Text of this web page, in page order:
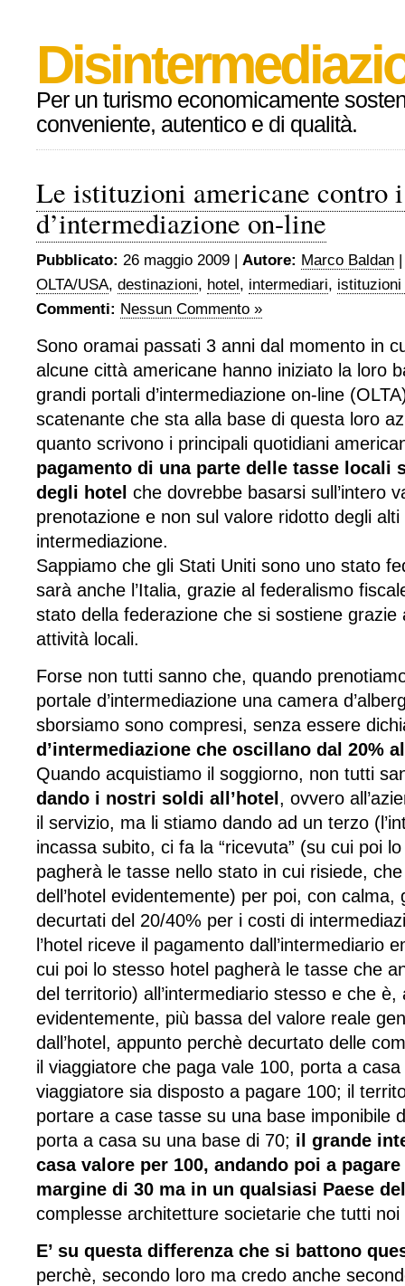
Per un turismo economicamente
conveniente, autentico e di qualità.
Le istituzioni americane contro
d’intermediazione on-line
Pubblicato: 26 maggio 2009 | Autore: Marco Baldan
OLTA/USA, destinazioni, hotel, intermediari,
Commenti: Nessun Commento »
Sono oramai passati 3 anni dal momento in
alcune città americane hanno iniziato la loro
grandi portali d’intermediazione on-line
scatenante che sta alla base di questa loro
quanto scrivono i principali quotidiani
pagamento di una parte delle tasse locali
degli hotel che dovrebbe basarsi sull’intero
prenotazione e non sul valore ridotto degli alti
intermediazione.
Sappiamo che gli Stati Uniti sono uno stato
sarà anche l’Italia, grazie al federalismo
stato della federazione che si sostiene grazie
attività locali.
Forse non tutti sanno che, quando
portale d’intermediazione una camera
sborsiamo sono compresi, senza essere
d’intermediazione che oscillano dal 20%
Quando acquistiamo il soggiorno, non tutti
dando i nostri soldi all’hotel , ovvero
il servizio, ma li stiamo dando ad un terzo
incassa subito, ci fa la “ricevuta” (su cui poi
pagherà le tasse nello stato in cui risiede,
dell’hotel evidentemente) per poi, con calma,
decurtati del 20/40% per i costi di
l’hotel riceve il pagamento dall’intermediario
cui poi lo stesso hotel pagherà le tasse che
del territorio) all’intermediario stesso e che è,
evidentemente, più bassa del valore reale
dall’hotel, appunto perchè decurtato delle
il viaggiatore che paga vale 100, porta a
viaggiatore sia disposto a pagare 100; il
portare a case tasse su una base imponibile
porta a casa su una base di 70; il grande
casa valore per 100, andando poi a
margine di 30 ma in un qualsiasi Paese
complesse architetture societarie che tutti
E’ su questa differenza che si battono
perchè, secondo loro ma credo anche